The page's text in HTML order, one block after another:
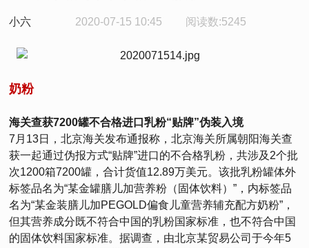
小六 2020-07-15 10:45 阅读数:5245
奶粉
海关查获7200罐不合格进口乳粉“贴牌”伪装入境
7月13日，北京海关发布通报称，北京海关所属朝阳海关查
获一起通过伪报方式“贴牌”进口的不合格乳粉，共涉及2个批
次1200箱7200罐，合计货值12.89万美元。该批乳粉罐体外
标签品名为“某金罐膳儿加营养粉（固体饮料）”，内标签品
名为“某金装膳儿加PEGOLD偏食儿童营养辅充配方奶粉”，
但其营养成分既不符合中国的乳粉国家标准，也不符合中国
的固体饮料国家标准。据调查，由北京某贸易公司于今年5